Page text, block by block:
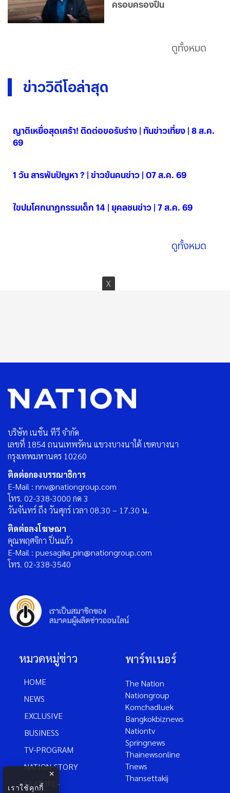
ครอบครองปืน
ดูทั้งหมด
ข่าววิดีโอล่าสุด
ญาติเหยื่อสุดเศร้า! ติดต่อขอรับร่าง | ทันข่าวเที่ยง | 8 ส.ค.
69
1 วัน สารพันปัญหา ? | ข่าวข้นคนข่าว | 07 ส.ค. 69
ไขปมโศกนาฏกรรมเด็ก 14 | ยุคลชนข่าว | 7 ส.ค. 69
ดูทั้งหมด
บริษัท เนชั่น ทีวี จำกัด
เลขที่ 1854 ถนนเทพรัตน แขวงบางนาใต้ เขตบางนา
กรุงเทพมหานคร 10260
ติดต่อกองบรรณาธิการ
E-Mail : nnv@nationgroup.com
โทร. 02-338-3000 กด 3
วันจันทร์ ถึง วันศุกร์ เวลา 08.30 – 17.30 น.
ติดต่อลงโฆษณา
คุณพฤศจิกา ปิ่นแก้ว
E-Mail : puesagika_pin@nationgroup.com
โทร. 02-338-3540
หมวดหมู่ข่าว
HOME
NEWS
EXCLUSIVE
BUSINESS
TV-PROGRAM
NATION-STORY
FEATURE-
พาร์ทเนอร์
The Nation
Nationgroup
Komchadluek
Bangkokbiznews
Nationtv
Springnews
Thainewsonline
Tnews
Thansettakij
×
เราใช้คุกกี้